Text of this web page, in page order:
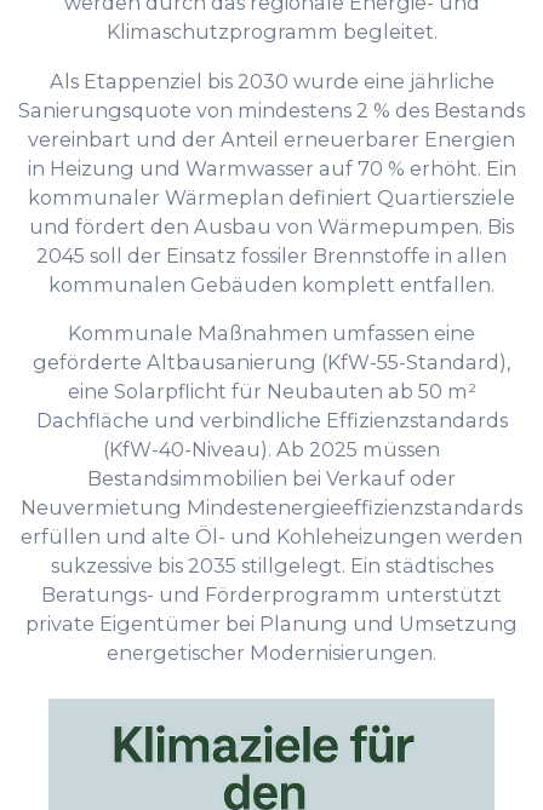
Klimaschutzprogramm begleitet.
Als Etappenziel bis 2030 wurde eine jährliche
Sanierungsquote von mindestens 2 % des Bestands
vereinbart und der Anteil erneuerbarer Energien
in Heizung und Warmwasser auf 70 % erhöht. Ein
kommunaler Wärmeplan definiert Quartiersziele
und fördert den Ausbau von Wärmepumpen. Bis
2045 soll der Einsatz fossiler Brennstoffe in allen
kommunalen Gebäuden komplett entfallen.
Kommunale Maßnahmen umfassen eine
geförderte Altbausanierung (KfW-55-Standard),
eine Solarpflicht für Neubauten ab 50 m²
Dachfläche und verbindliche Effizienzstandards
(KfW-40-Niveau). Ab 2025 müssen
Bestandsimmobilien bei Verkauf oder
Neuvermietung Mindestenergieeffizienzstandards
erfüllen und alte Öl- und Kohleheizungen werden
sukzessive bis 2035 stillgelegt. Ein städtisches
Beratungs- und Förderprogramm unterstützt
private Eigentümer bei Planung und Umsetzung
energetischer Modernisierungen.